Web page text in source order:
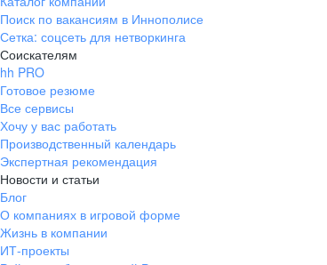
Поиск по вакансиям в Иннополисе
Сетка: соцсеть для нетворкинга
Соискателям
hh PRO
Готовое резюме
Все сервисы
Хочу у вас работать
Производственный календарь
Экспертная рекомендация
Новости и статьи
Блог
О компаниях в игровой форме
Жизнь в компании
ИТ-проекты